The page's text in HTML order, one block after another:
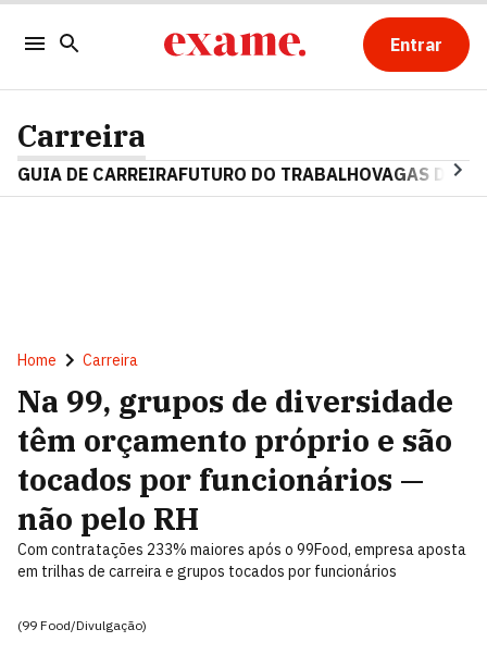
Entrar
Carreira
GUIA DE CARREIRAFUTURO DO TRABALHOVAGAS DE
Home Carreira
Na 99, grupos de diversidade
têm orçamento próprio e são
tocados por funcionários —
não pelo RH
Com contratações 233% maiores após o 99Food, empresa aposta
em trilhas de carreira e grupos tocados por funcionários
(99 Food/Divulgação)